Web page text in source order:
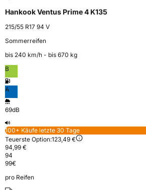
Hankook Ventus Prime 4 K135
215/55 R17 94 V
Sommerreifen
bis 240 km⁠/⁠h - bis 670 kg
B
A
69dB
100+ Käufe letzte 30 Tage
Teuerste Option:123,49 €
94,99 €
94
99€
pro Reifen